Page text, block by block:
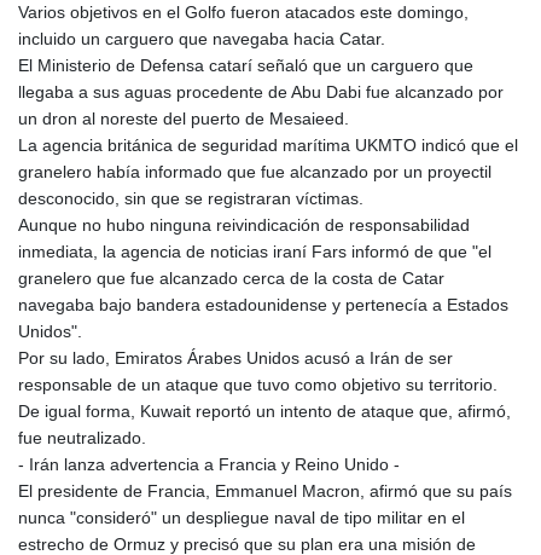
Varios objetivos en el Golfo fueron atacados este domingo,
incluido un carguero que navegaba hacia Catar.
El Ministerio de Defensa catarí señaló que un carguero que
llegaba a sus aguas procedente de Abu Dabi fue alcanzado por
un dron al noreste del puerto de Mesaieed.
La agencia británica de seguridad marítima UKMTO indicó que el
granelero había informado que fue alcanzado por un proyectil
desconocido, sin que se registraran víctimas.
Aunque no hubo ninguna reivindicación de responsabilidad
inmediata, la agencia de noticias iraní Fars informó de que "el
granelero que fue alcanzado cerca de la costa de Catar
navegaba bajo bandera estadounidense y pertenecía a Estados
Unidos".
Por su lado, Emiratos Árabes Unidos acusó a Irán de ser
responsable de un ataque que tuvo como objetivo su territorio.
De igual forma, Kuwait reportó un intento de ataque que, afirmó,
fue neutralizado.
- Irán lanza advertencia a Francia y Reino Unido -
El presidente de Francia, Emmanuel Macron, afirmó que su país
nunca "consideró" un despliegue naval de tipo militar en el
estrecho de Ormuz y precisó que su plan era una misión de